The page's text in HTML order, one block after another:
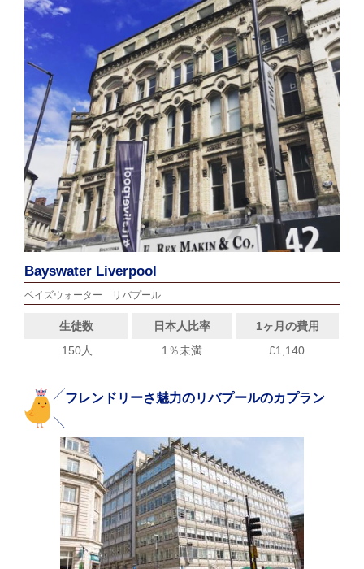
Bayswater Liverpool
ベイズウォーター リバプール
生徒数 日本人比率
1ヶ月の費用
150人
1％未満 £1,140
フレンドリーさ魅力のリバプールのカプラン